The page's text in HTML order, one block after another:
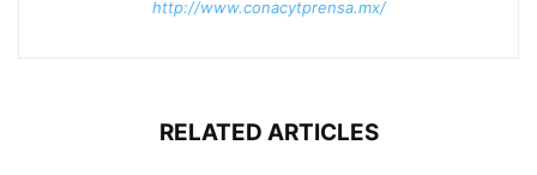
http://www.conacytprensa.mx/
RELATED ARTICLES